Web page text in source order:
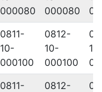
000080
000080
0811-
10-
000100
0812-
10-
000100
0811-
0812-